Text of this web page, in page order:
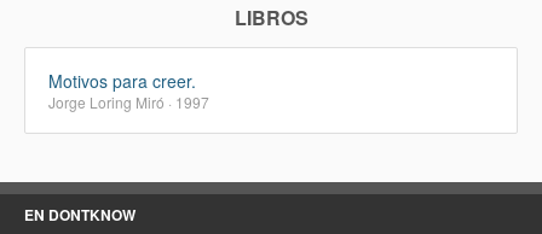
LIBROS
Motivos para creer.
Jorge Loring Miró · 1997
EN DONTKNOW